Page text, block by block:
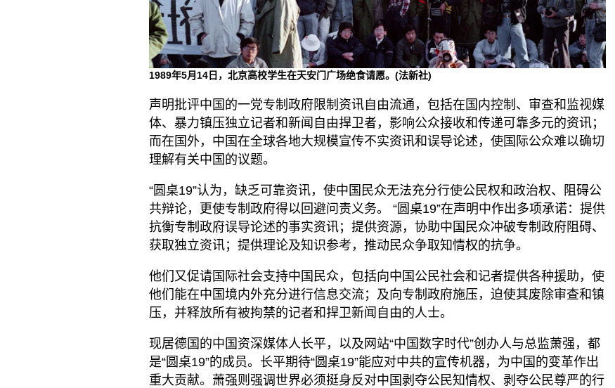
1989年5月14日，北京高校学生在天安门广场绝食请愿。(法新社)
声明批评中国的一党专制政府限制资讯自由流通，包括在国内控制、审查和监视媒
体、暴力镇压独立记者和新闻自由捍卫者，影响公众接收和传递可靠多元的资讯；
而在国外，中国在全球各地大规模宣传不实资讯和误导论述，使国际公众难以确切
理解有关中国的议题。
“圆桌19”认为，缺乏可靠资讯，使中国民众无法充分行使公民权和政治权、阻碍公
共辩论，更使专制政府得以回避问责义务。 “圆桌19”在声明中作出多项承诺：提供
抗衡专制政府误导论述的事实资讯；提供资源，协助中国民众冲破专制政府阻碍、
获取独立资讯；提供理论及知识参考，推动民众争取知情权的抗争。
他们又促请国际社会支持中国民众，包括向中国公民社会和记者提供各种援助，使
他们能在中国境内外充分进行信息交流；及向专制政府施压，迫使其废除审查和镇
压，并释放所有被拘禁的记者和捍卫新闻自由的人士。
现居德国的中国资深媒体人长平，以及网站“中国数字时代”创办人与总监萧强，都
是“圆桌19”的成员。长平期待“圆桌19”能应对中共的宣传机器，为中国的变革作出
重大贡献。萧强则强调世界必须挺身反对中国剥夺公民知情权、剥夺公民尊严的行